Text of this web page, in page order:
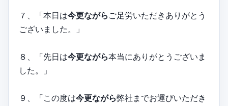
７、「本日は今更ながら ご足労いただきありがとう
ございました。」
８、「先日は今更ながら本当にありがとうございま
した。」
９、「この度は今更ながら弊社までお運びいただき